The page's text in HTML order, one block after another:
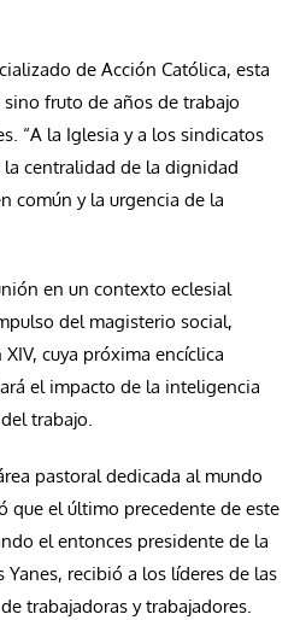
de Acción Católica, esta
fruto de años de trabajo
“A la Iglesia y a los sindicatos
centralidad de la dignidad
común y la urgencia de la
en un contexto eclesial
del magisterio social,
cuya próxima encíclica
el impacto de la inteligencia
trabajo.
pastoral dedicada al mundo
que el último precedente de este
el entonces presidente de la
Yanes, recibió a los líderes de las
trabajadoras y trabajadores.